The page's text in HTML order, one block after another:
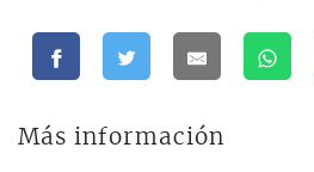
Más información